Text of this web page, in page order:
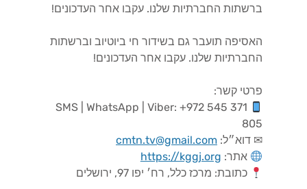
ברשתות החברתיות שלנו. עקבו אחר העדכונים!
האסיפה תועבר גם בשידור חי ביוטיוב וברשתות
החברתיות שלנו. עקבו אחר העדכונים!
פרטי קשר:
SMS | WhatsApp | Viber: ‎+972 545 371
805
✉ דוא״ל: cmtn.tv@gmail.com
אתר: https://kggj.org
כתובת: מרכז כלל, רח׳ יפו 97, ירושלים